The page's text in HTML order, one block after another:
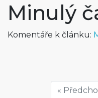
Minulý
Komentáře k článku:
«